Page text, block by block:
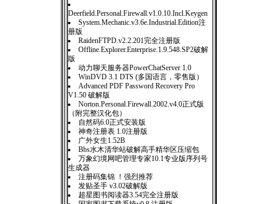
Deerfield.Personal.Firewall.v1.0.10.Incl.Keygen
System.Mechanic.v3.6e.Industrial.Edition注
册版
RaidenFTPD.v2.2.201完全注册版
Offline.Explorer.Enterprise.1.9.548.SP2破解
版
动力聊天服务器PowerChatServer 1.0
WinDVD 3.1 DTS (多国语言，零售版）
Advanced PDF Password Recovery Pro
V1.50 破解版
Norton.Personal.Firewall.2002.v4.0正式版
（附完整汉化包）
自然码6.0正式安装版
神奇注册表 1.0注册版
广外女生1.52B
Bbs水木清华站破解高手精华区压缩包
万象幻境网吧管理专家10.1专业版序列号
生成器
注册码集锦 ！强烈推荐
发贴圣手 v3.02破解版
超星图书阅读器3.54完全注册版